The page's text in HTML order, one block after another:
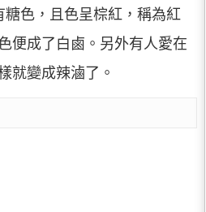
色，且色呈棕紅，稱為紅
便成了白鹵。另外有人愛在
就變成辣滷了。